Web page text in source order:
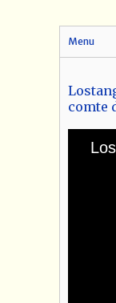
Menu
comte